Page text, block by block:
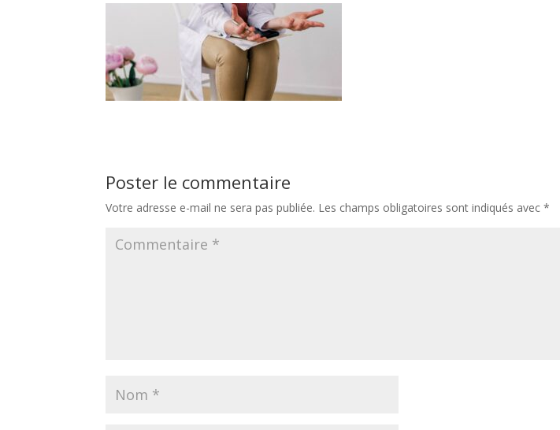
Poster le commentaire
Votre adresse e-mail ne sera pas publiée. Les champs obligatoires sont indiqués avec*